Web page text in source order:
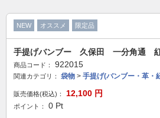
NEW オススメ 限定品
手提げバンブー 久保田 一分角通
商品コード： 922015
関連カテゴリ： 袋物 > 手提げ(バンブー・革・
販売価格(税込)： 12,100 円
ポイント： 0 Pt